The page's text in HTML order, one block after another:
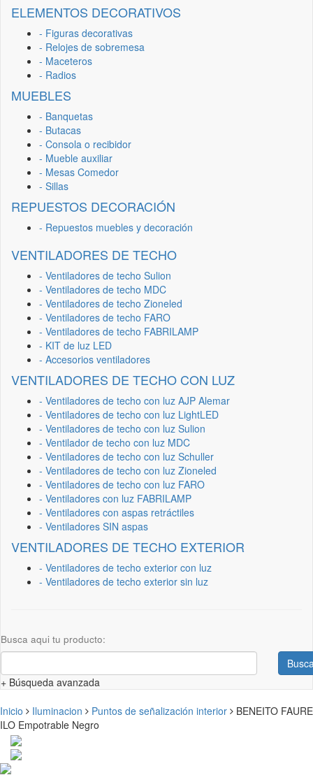
ELEMENTOS DECORATIVOS
- Figuras decorativas
- Relojes de sobremesa
- Maceteros
- Radios
MUEBLES
- Banquetas
- Butacas
- Consola o recibidor
- Mueble auxiliar
- Mesas Comedor
- Sillas
REPUESTOS DECORACIÓN
- Repuestos muebles y decoración
VENTILADORES DE TECHO
- Ventiladores de techo Sulion
- Ventiladores de techo MDC
- Ventiladores de techo Zioneled
- Ventiladores de techo FARO
- Ventiladores de techo FABRILAMP
- KIT de luz LED
- Accesorios ventiladores
VENTILADORES DE TECHO CON LUZ
- Ventiladores de techo con luz AJP Alemar
- Ventiladores de techo con luz LightLED
- Ventiladores de techo con luz Sulion
- Ventilador de techo con luz MDC
- Ventiladores de techo con luz Schuller
- Ventiladores de techo con luz Zioneled
- Ventiladores de techo con luz FARO
- Ventiladores con luz FABRILAMP
- Ventiladores con aspas retráctiles
- Ventiladores SIN aspas
VENTILADORES DE TECHO EXTERIOR
- Ventiladores de techo exterior con luz
- Ventiladores de techo exterior sin luz
Busca aqui tu producto:
+ Búsqueda avanzada
Inicio Iluminacion Puntos de señalización interior
BENEITO FAURE
ILO Empotrable Negro